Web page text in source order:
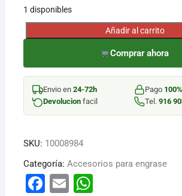
1 disponibles
ENGRASADOR
ACERO
90
cantidad
Añadir al carrito
Comprar ahora
Envio en 24-72h Pago
Devolucionfacil Tel. 916
SKU: 10008984
Categoría: Accesorios para engrase
F E W